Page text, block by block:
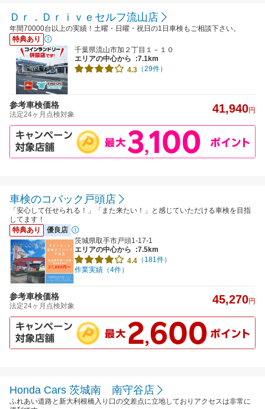
Ｄｒ．Ｄｒｉｖｅセルフ流山店
年間70000台以上の実績！土曜・日曜・祝日の1日車検もご相談下さい。
特典あり
千葉県流山市加２丁目１－１０
エリアの中心から
:7.1km
4.3 （29件）
参考車検価格
法定24ヶ月点検対象 41,940円
車検のコバック戸頭店
「安心して任せられる！」「また来たい！」と感じていただける車検を目指
してます！
特典あり
優良店
茨城県取手市戸頭1-17-1
エリアの中心から
:7.5km
4.4 （181件）
作業実績（4件）
参考車検価格
法定24ヶ月点検対象 45,270円
Honda Cars 茨城南 南守谷店
ふれあい道路と新大利根橋入り口の交差点に立地しておりアクセスは非常に